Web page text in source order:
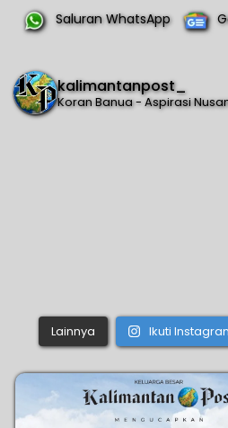
Saluran WhatsApp
kalimantanpost_
Koran Banua - Aspirasi
Lainnya Ikuti